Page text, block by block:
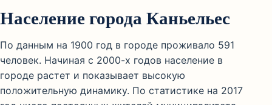
Население города Каньельес
По данным на 1900 год в городе проживало 591
человек. Начиная с 2000-х годов население в
городе растет и показывает высокую
положительную динамику. По статистике на 2017